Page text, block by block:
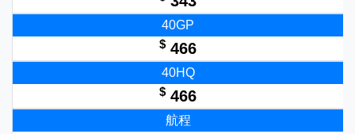
40GP
$ 466
40HQ
$ 466
航程